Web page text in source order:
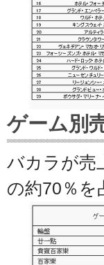
ゲーム別
バカラが売
の約70％を